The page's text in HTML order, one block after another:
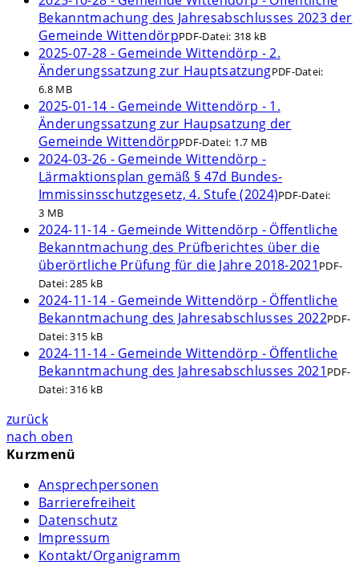
Bekanntmachung des Jahresabschlusses 2023 der
Gemeinde WittendörpPDF-Datei: 318 kB
2025-07-28 - Gemeinde Wittendörp - 2.
Änderungssatzung zur HauptsatzungPDF-Datei:
6.8 MB
2025-01-14 - Gemeinde Wittendörp - 1.
Änderungssatzung zur Haupsatzung der
Gemeinde WittendörpPDF-Datei: 1.7 MB
2024-03-26 - Gemeinde Wittendörp -
Lärmaktionsplan gemäß § 47d Bundes-
Immissinsschutzgesetz, 4. Stufe (2024)PDF-Datei:
3 MB
2024-11-14 - Gemeinde Wittendörp - Öffentliche
Bekanntmachung des Prüfberichtes über die
überörtliche Prüfung für die Jahre 2018-2021 PDF-
Datei: 285 kB
2024-11-14 - Gemeinde Wittendörp - Öffentliche
Bekanntmachung des Jahresabschlusses 2022PDF-
Datei:315 kB
2024-11-14 - Gemeinde Wittendörp - Öffentliche
Bekanntmachung des Jahresabschlusses 2021 PDF-
Datei:316 kB
zurück
nach oben
Kurzmenü
Ansprechpersonen
Barrierefreiheit
Datenschutz
Impressum
Kontakt/Organigramm